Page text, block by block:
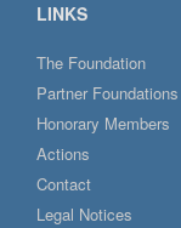
LINKS
The Foundation
Partner Foundations
Honorary Members
Actions
Contact
Legal Notices